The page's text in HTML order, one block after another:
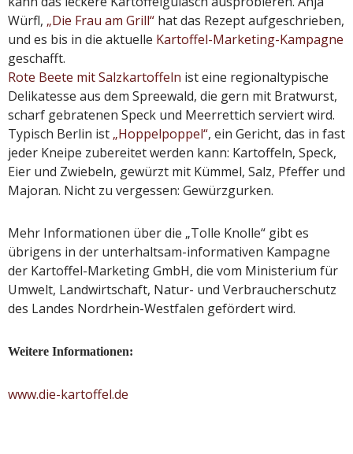
Würfl, „Die Frau am Grill“ hat das Rezept aufgeschrieben,
und es bis in die aktuelle Kartoffel-Marketing-Kampagne
geschafft.
Rote Beete mit Salzkartoffeln ist eine regionaltypische
Delikatesse aus dem Spreewald, die gern mit Bratwurst,
scharf gebratenen Speck und Meerrettich serviert wird.
Typisch Berlin ist „Hoppelpoppel“, ein Gericht, das in fast
jeder Kneipe zubereitet werden kann: Kartoffeln, Speck,
Eier und Zwiebeln, gewürzt mit Kümmel, Salz, Pfeffer und
Majoran. Nicht zu vergessen: Gewürzgurken.
Mehr Informationen über die „Tolle Knolle“ gibt es
übrigens in der unterhaltsam-informativen Kampagne
der Kartoffel-Marketing GmbH, die vom Ministerium für
Umwelt, Landwirtschaft, Natur- und Verbraucherschutz
des Landes Nordrhein-Westfalen gefördert wird.
Weitere Informationen:
www.die-kartoffel.de